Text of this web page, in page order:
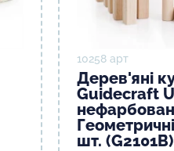
10258 арт
Дерев'яні
Guidecraft
шт.